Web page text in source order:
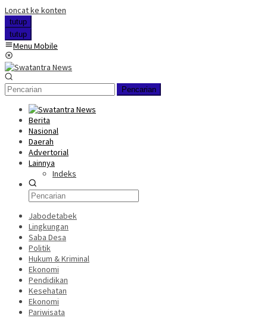
Loncat ke konten
tutup
tutup
Menu Mobile
Pencarian
Berita
Nasional
Daerah
Advertorial
Lainnya
Indeks
Jabodetabek
Lingkungan
Saba Desa
Politik
Hukum & Kriminal
Ekonomi
Pendidikan
Kesehatan
Ekonomi
Pariwisata